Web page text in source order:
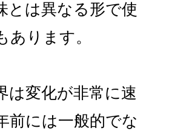
とは異なる形で使
あります。
は変化が非常に速
前には一般的でな